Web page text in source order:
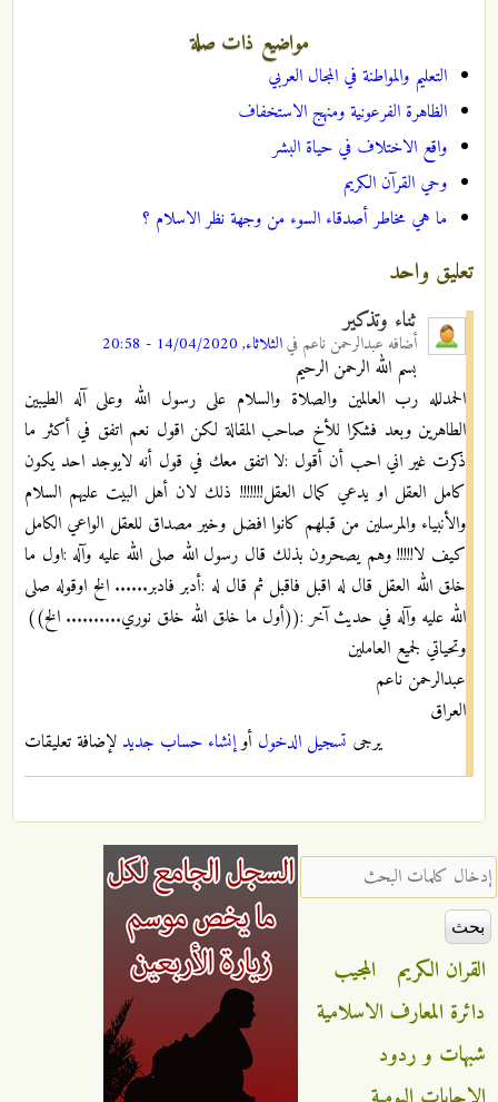
مواضيع ذات صلة
التعليم والمواطنة في المجال العربي
الظاهرة الفرعونية ومنهج الاستخفاف
واقع الاختلاف في حياة البشر
وحي القرآن الكريم
ما هي مخاطر أصدقاء السوء من وجهة نظر الاسلام ؟
تعليق واحد
ثناء وتذكير
أضافه عبدالرحمن ناعم فيالثلاثاء, 14/04/2020 - 20:58
بسم الله الرحمن الرحيم
الحمدلله رب العالمين والصلاة والسلام على رسول الله وعلى آله الطيبين
الطاهرين وبعد فشكرا للأخ صاحب المقالة لكن اقول نعم اتفق في أكثر ما
ذكرت غير اني احب أن أقول :لا اتفق معك في قول أنه لايوجد احد يكون
كامل العقل او يدعي كمال العقل!!!!!!! ذلك لان أهل البيت عليهم السلام
والأنبياء والمرسلين من قبلهم كانوا افضل وخير مصداق للعقل الواعي الكامل
كيف لا!!!!! وهم يصحرون بذلك قال رسول الله صلى الله عليه وآله :اول ما
خلق الله العقل قال له اقبل فاقبل ثم قال له :أدبر فادبر...... الخ اوقوله صلى
الله عليه وآله في حديث آخر :((أول ما خلق الله خلق نوري.......... الخ))
وتحياتي لجميع العاملين
عبدالرحمن ناعم
العراق
يرجى تسجيل الدخول أوإنشاء حساب جديد لإضافة تعليقات
‏إدخال كلمات البحث ‏
القران الكريم
المجيب
دائرة المعارف الاسلامية
شبهات و ردود